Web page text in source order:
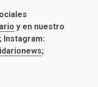
y en nuestro
; Instagram:
;